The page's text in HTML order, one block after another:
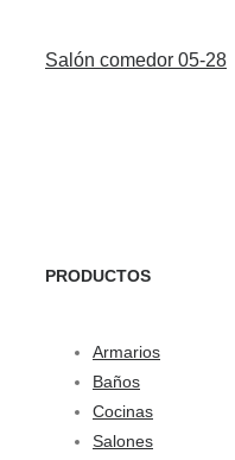
Salón comedor 05-28
PRODUCTOS
Armarios
Baños
Cocinas
Salones